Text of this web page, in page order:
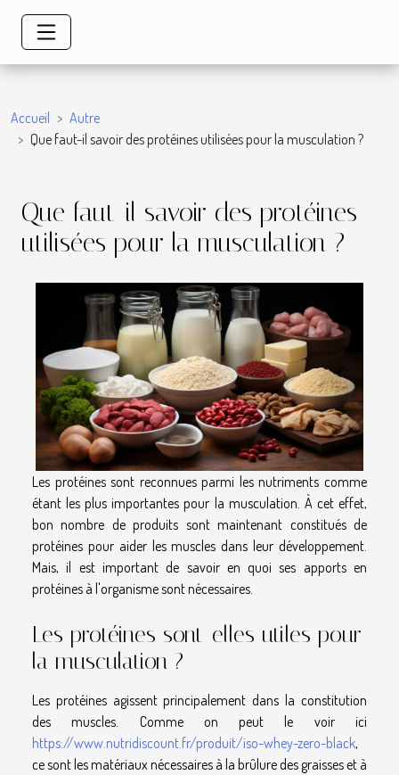
Accueil
Autre
Que faut-il savoir des protéines utilisées pour la musculation ?
Que faut-il savoir des protéines
utilisées pour la musculation ?
Les protéines sont reconnues parmi les nutriments comme
étant les plus importantes pour la musculation. À cet effet,
bon nombre de produits sont maintenant constitués de
protéines pour aider les muscles dans leur développement.
Mais, il est important de savoir en quoi ses apports en
protéines à l'organisme sont nécessaires.
Les protéines sont-elles utiles pour
la musculation ?
Les protéines agissent principalement dans la constitution
des muscles. Comme on peut le voir ici
https://www.nutridiscount.fr/produit/iso-whey-zero-black,
ce sont les matériaux nécessaires à la brûlure des graisses et à